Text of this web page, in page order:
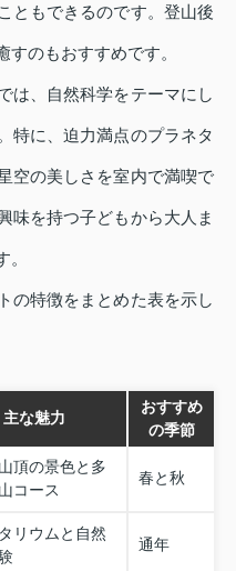
ともできるのです。登山後
のもおすすめです。
は、自然科学をテーマにし
特に、迫力満点のプラネタ
空の美しさを室内で満喫で
味を持つ子どもから大人ま
の特徴をまとめた表を示し
主な魅力
おすすめ
の季節
頂の景色と多
コース
春と秋
リウムと自然
通年